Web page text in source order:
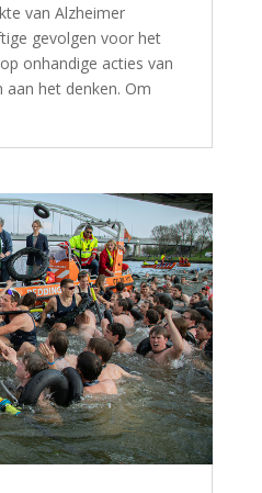
van Alzheimer
gevolgen voor het
onhandige acties van
het denken. Om